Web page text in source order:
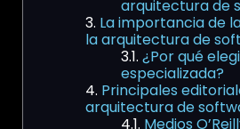
arquitectura de
La importancia de
la arquitectura de
¿Por qué
especializada?
Principales
arquitectura de
Medios